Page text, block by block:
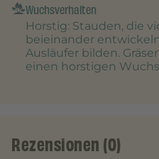
Wuchsverhalten
Horstig: Stauden, die
beieinander
Ausläufer bilden.
einen horstigen
Rezensionen (0)